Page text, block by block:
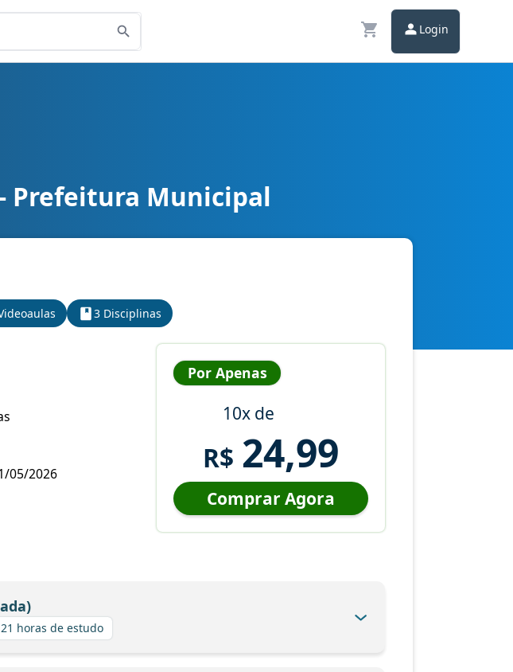
Login
Prefeitura Municipal
3 Disciplinas
05/2026
Por Apenas
10x de
R$ 24,99
Comprar Agora
21 horas de estudo